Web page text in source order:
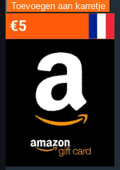
Toevoegen aan karretje